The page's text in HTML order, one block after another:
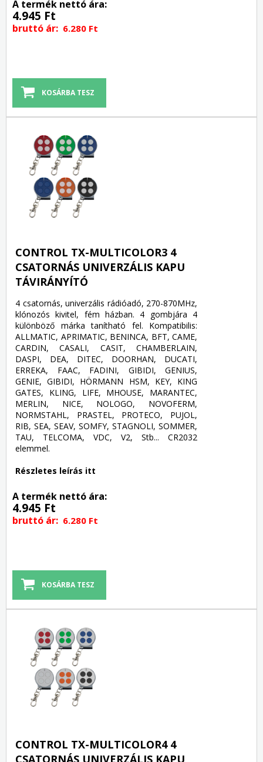
A termék nettó ára:
4.945 Ft
bruttó ár: 6.280 Ft
CONTROL TX-MULTICOLOR3 4
CSATORNÁS UNIVERZÁLIS KAPU
TÁVIRÁNYÍTÓ
4 csatornás, univerzális rádióadó, 270-870MHz,
klónozós kivitel, fém házban. 4 gombjára 4
különböző márka tanítható fel. Kompatibilis:
ALLMATIC, APRIMATIC, BENINCA, BFT, CAME,
CARDIN, CASALI, CASIT, CHAMBERLAIN,
DASPI, DEA, DITEC, DOORHAN, DUCATI,
ERREKA, FAAC, FADINI, GIBIDI, GENIUS,
GENIE, GIBIDI, HÖRMANN HSM, KEY, KING
GATES, KLING, LIFE, MHOUSE, MARANTEC,
MERLIN, NICE, NOLOGO, NOVOFERM,
NORMSTAHL, PRASTEL, PROTECO, PUJOL,
RIB, SEA, SEAV, SOMFY, STAGNOLI, SOMMER,
TAU, TELCOMA, VDC, V2, Stb... CR2032
elemmel.
Részletes leírás itt
A termék nettó ára:
4.945 Ft
bruttó ár: 6.280 Ft
CONTROL TX-MULTICOLOR4 4
CSATORNÁS UNIVERZÁLIS KAPU